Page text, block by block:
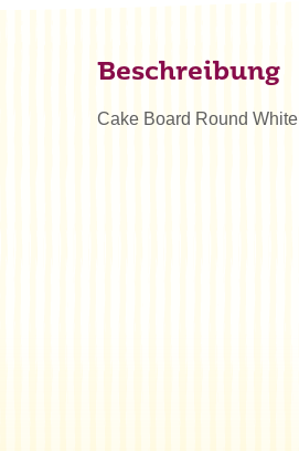
Beschreibung
Cake Board Round White